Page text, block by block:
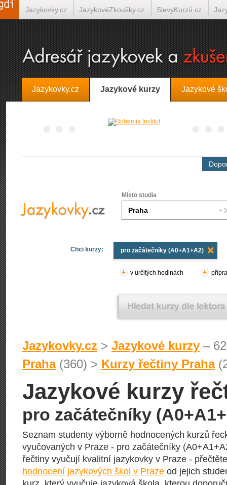
Jazykovky.cz Jazykové kurzy Jazykové
Místo studia
Chci kurzy: pro začátečníky (A0+A1+A2)
v určitých hodinách
Jazykovky.cz > Jazykové kurzy –
Praha(360) > Kurzy řečtiny Praha
Jazykové kurzy
pro začátečníky
Seznam studenty výborně hodnocených kurzů
vyučovaných v Praze - pro začátečníky
řečtiny vyučují kvalitní jazykovky v Praze -
hodnocení jazykových škol v Praze od jejich
Jazykovky.cz JazykovéZkoušky.cz SlevyKurzů.cz
Španělština on-line Italština on-line Tlumočení-